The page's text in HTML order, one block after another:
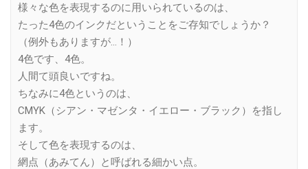
様々な色を表現するのに用いられているのは、
たった4色のインクだということをご存知でしょうか？
（例外もありますが…！）
4色です、4色。
人間て頭良いですね。
ちなみに4色というのは、
CMYK（シアン・マゼンタ・イエロー・ブラック）を指し
ます。
そして色を表現するのは、
網点（あみてん）と呼ばれる細かい点。